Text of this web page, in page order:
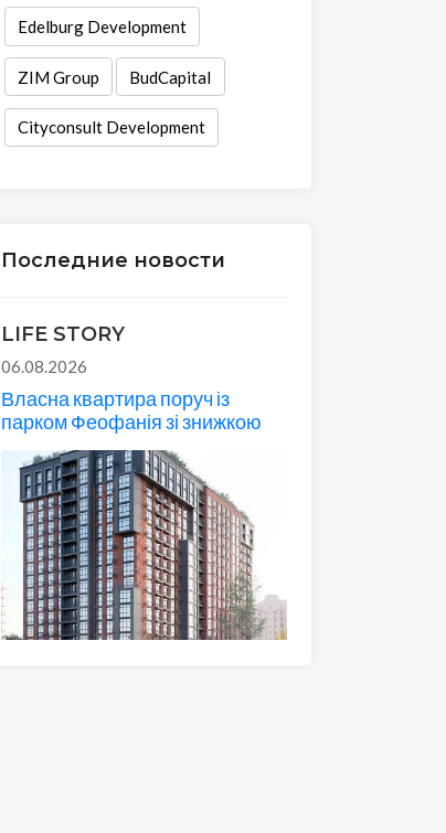
Edelburg Development
ZIM Group BudCapital
Cityconsult Development
Последние новости
LIFE STORY
06.08.2026
Власна квартира поруч із
парком Феофанія зі знижкою